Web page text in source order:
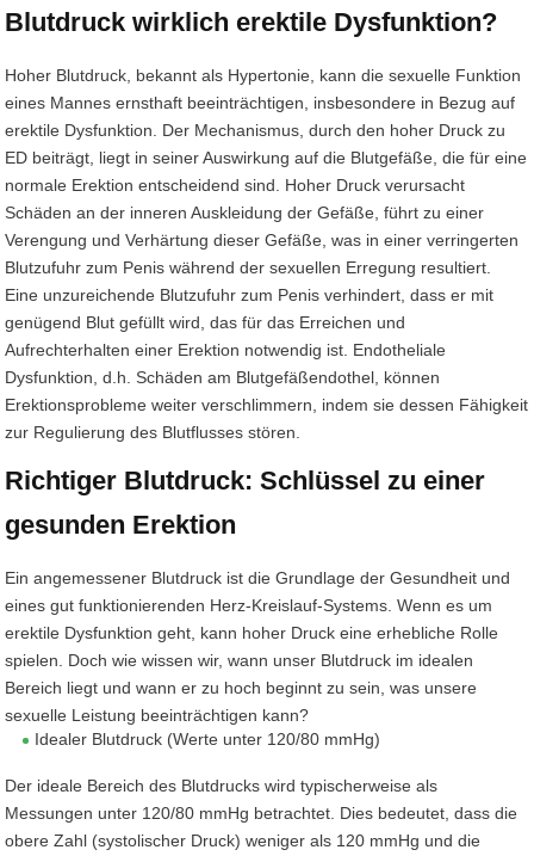
Blutdruck wirklich erektile Dysfunktion?
Hoher Blutdruck, bekannt als Hypertonie, kann die sexuelle Funktion
eines Mannes ernsthaft beeinträchtigen, insbesondere in Bezug auf
erektile Dysfunktion. Der Mechanismus, durch den hoher Druck zu
ED beiträgt, liegt in seiner Auswirkung auf die Blutgefäße, die für eine
normale Erektion entscheidend sind. Hoher Druck verursacht
Schäden an der inneren Auskleidung der Gefäße, führt zu einer
Verengung und Verhärtung dieser Gefäße, was in einer verringerten
Blutzufuhr zum Penis während der sexuellen Erregung resultiert.
Eine unzureichende Blutzufuhr zum Penis verhindert, dass er mit
genügend Blut gefüllt wird, das für das Erreichen und
Aufrechterhalten einer Erektion notwendig ist. Endotheliale
Dysfunktion, d.h. Schäden am Blutgefäßendothel, können
Erektionsprobleme weiter verschlimmern, indem sie dessen Fähigkeit
zur Regulierung des Blutflusses stören.
Richtiger Blutdruck: Schlüssel zu einer
gesunden Erektion
Ein angemessener Blutdruck ist die Grundlage der Gesundheit und
eines gut funktionierenden Herz-Kreislauf-Systems. Wenn es um
erektile Dysfunktion geht, kann hoher Druck eine erhebliche Rolle
spielen. Doch wie wissen wir, wann unser Blutdruck im idealen
Bereich liegt und wann er zu hoch beginnt zu sein, was unsere
sexuelle Leistung beeinträchtigen kann?
Idealer Blutdruck (Werte unter 120/80 mmHg)
Der ideale Bereich des Blutdrucks wird typischerweise als
Messungen unter 120/80 mmHg betrachtet. Dies bedeutet, dass die
obere Zahl (systolischer Druck) weniger als 120 mmHg und die